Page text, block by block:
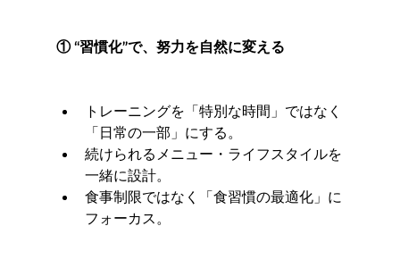
① “習慣化”で、努力を自然に変える
トレーニングを「特別な時間」ではなく
「日常の一部」にする。
続けられるメニュー・ライフスタイルを
一緒に設計。
食事制限ではなく「食習慣の最適化」に
フォーカス。